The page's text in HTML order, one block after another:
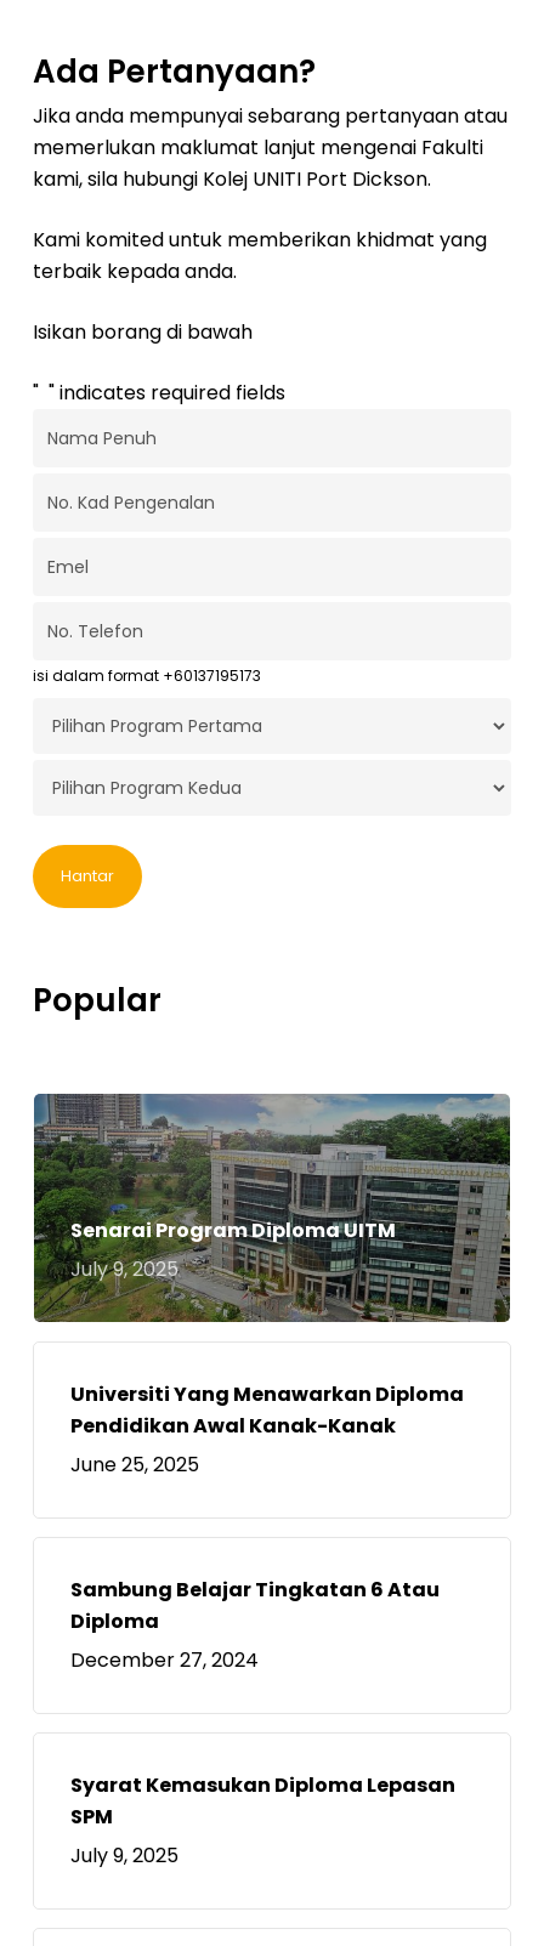
Ada Pertanyaan?
Jika anda mempunyai sebarang pertanyaan atau
memerlukan maklumat lanjut mengenai Fakulti
kami, sila hubungi Kolej UNITI Port Dickson.
Kami komited untuk memberikan khidmat yang
terbaik kepada anda.
Isikan borang di bawah
"* " indicates required fields
Nama
No.
Pengenalan
Emel*
No.
Telefon*
isi dalam format +60137195173
Program
Program
Popular
Senarai Program Diploma UITM
July 9, 2025
Universiti Yang Menawarkan Diploma
Pendidikan Awal Kanak-Kanak
June 25, 2025
Sambung Belajar Tingkatan 6 Atau
Diploma
December 27, 2024
Syarat Kemasukan Diploma Lepasan
SPM
July 9, 2025